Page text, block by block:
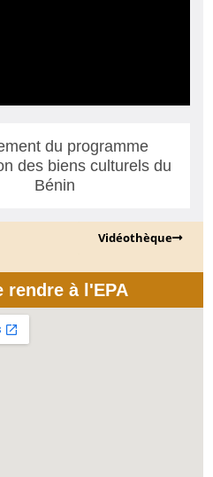
du programme
des biens culturels du
Bénin
Vidéothèque
rendre à l'EPA